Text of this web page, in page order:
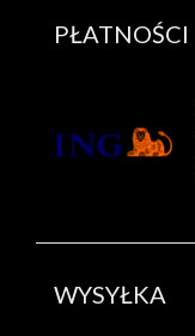
PŁATNOŚCI
WYSYŁKA